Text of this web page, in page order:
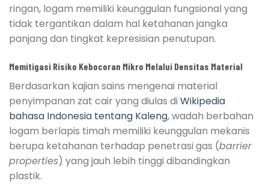
ringan, logam memiliki keunggulan fungsional yang
tidak tergantikan dalam hal ketahanan jangka
panjang dan tingkat kepresisian penutupan.
Memitigasi Risiko Kebocoran Mikro Melalui Densitas Material
Berdasarkan kajian sains mengenai material
penyimpanan zat cair yang diulas di Wikipedia
bahasa Indonesia tentang Kaleng, wadah berbahan
logam berlapis timah memiliki keunggulan mekanis
berupa ketahanan terhadap penetrasi gas (barrier
properties) yang jauh lebih tinggi dibandingkan
plastik.